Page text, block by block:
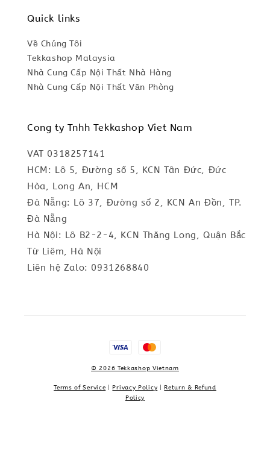
Quick links
Về Chúng Tôi
Tekkashop Malaysia
Nhà Cung Cấp Nội Thất Nhà Hàng
Nhà Cung Cấp Nội Thất Văn Phòng
Cong ty Tnhh Tekkashop Viet Nam
VAT 0318257141
HCM: Lô 5, Đường số 5, KCN Tân Đức, Đức
Hòa, Long An, HCM
Đà Nẵng: Lô 37, Đường số 2, KCN An Đồn, TP.
Đà Nẵng
Hà Nội: Lô B2-2-4, KCN Thăng Long, Quận Bắc
Từ Liêm, Hà Nội
Liên hệ Zalo: 0931268840
© 2026 Tekkashop Vietnam
Terms of Service Privacy Policy
Return & Refund
Policy